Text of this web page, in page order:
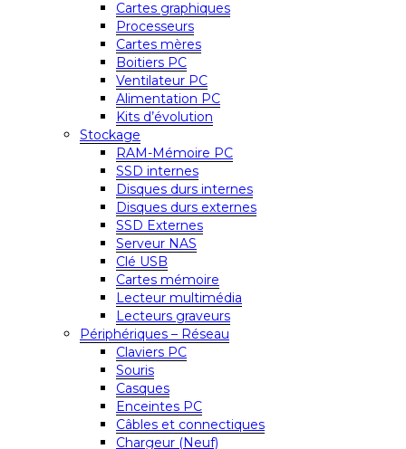
Cartes graphiques
Processeurs
Cartes mères
Boitiers PC
Ventilateur PC
Alimentation PC
Kits d’évolution
Stockage
RAM-Mémoire PC
SSD internes
Disques durs internes
Disques durs externes
SSD Externes
Serveur NAS
Clé USB
Cartes mémoire
Lecteur multimédia
Lecteurs graveurs
Périphériques – Réseau
Claviers PC
Souris
Casques
Enceintes PC
Câbles et connectiques
Chargeur (Neuf)